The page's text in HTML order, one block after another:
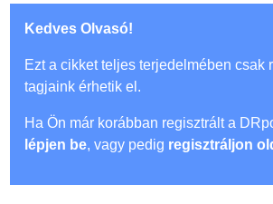
Kedves Olvasó!
Ezt a cikket teljes terjedelmében csak
tagjaink érhetik el.
Ha Ön már korábban regisztrált a
lépjen be, vagy pedig regisztráljon